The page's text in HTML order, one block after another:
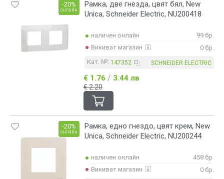
Рамка, две гнезда, цвят бял, New
Unica, Schneider Electric, NU200418
-20%
онлайн
наличен онлайн
99 бр.
Викиват магазин
0 бр.
Кат. №: 147352 SCHNEIDER ELECTRIC
€ 1.76 / 3.44 лв
€ 2.20
Рамка, едно гнездо, цвят крем, New
Unica, Schneider Electric, NU200244
-20%
онлайн
наличен онлайн
458 бр.
Викиват магазин
0 бр.